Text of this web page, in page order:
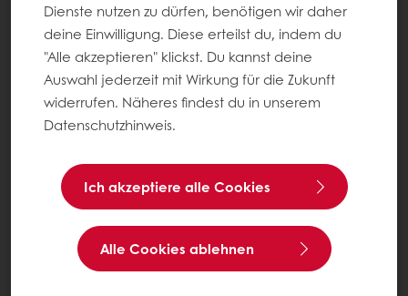
Dienste nutzen zu dürfen, benötigen wir daher
deine Einwilligung. Diese erteilst du, indem du
"Alle akzeptieren" klickst. Du kannst deine
Auswahl jederzeit mit Wirkung für die Zukunft
widerrufen. Näheres findest du in unserem
Datenschutzhinweis.
Ich akzeptiere alle Cookies
Alle Cookies ablehnen